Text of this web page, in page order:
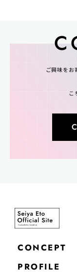
ご興味をお
こ
CONCEPT
PROFILE